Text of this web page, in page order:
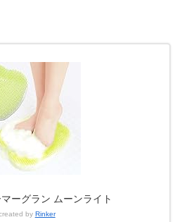
ーグラン ムーンライト
by Rinker